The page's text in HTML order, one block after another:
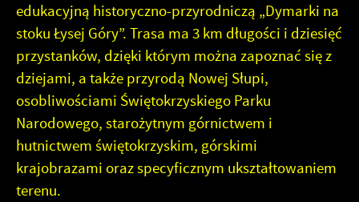
edukacyjną historyczno-przyrodniczą „Dymarki na
stoku Łysej Góry”. Trasa ma 3 km długości i dziesięć
przystanków, dzięki którym można zapoznać się z
dziejami, a także przyrodą Nowej Słupi,
osobliwościami Świętokrzyskiego Parku
Narodowego, starożytnym górnictwem i
hutnictwem świętokrzyskim, górskimi
krajobrazami oraz specyficznym ukształtowaniem
terenu.
Cookies analityczne pozwalają na uzyskanie informacji w
zakresie wykorzystywania witryny internetowej, miejsca
oraz częstotliwości, z jaką odwiedzane są nasze serwisy
www. Dane pozwalają nam na ocenę naszych serwisów
internetowych pod względem ich popularności wśród
użytkowników. Zgromadzone informacje są przetwarzane
w formie zanonimizowanej. Wyrażenie zgody na
analityczne pliki cookies gwarantuje dostępność
wszystkich funkcjonalności.
Więcej
Reklamowe
Dzięki reklamowym plikom cookies prezentujemy Ci
najciekawsze informacje i aktualności na stronach naszych
partnerów.
Promocyjne pliki cookies służą do prezentowania Ci
Więcej